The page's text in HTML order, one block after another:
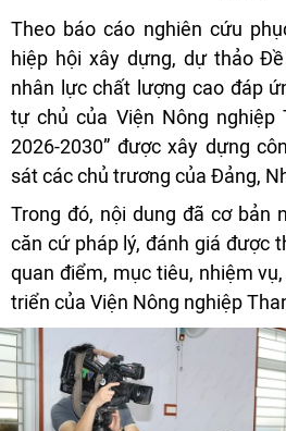
Theo báo cáo nghiên cứu
hiệp hội xây dựng, dự thảo
nhân lực chất lượng cao đáp
tự chủ của Viện Nông nghiệp
2026-2030” được xây dựng
sát các chủ trương của Đảng,
Trong đó, nội dung đã cơ bản
căn cứ pháp lý, đánh giá được
quan điểm, mục tiêu, nhiệm
triển của Viện Nông nghiệp